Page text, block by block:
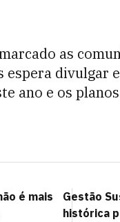
as
espera divulgar
ano e os
é mais
Gestão
histórica